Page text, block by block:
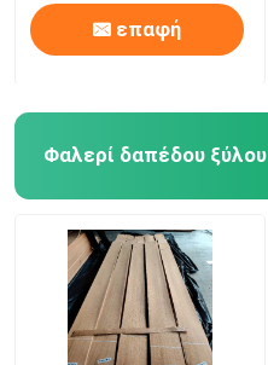
επαφή
Φαλερί δαπέδου ξύλου